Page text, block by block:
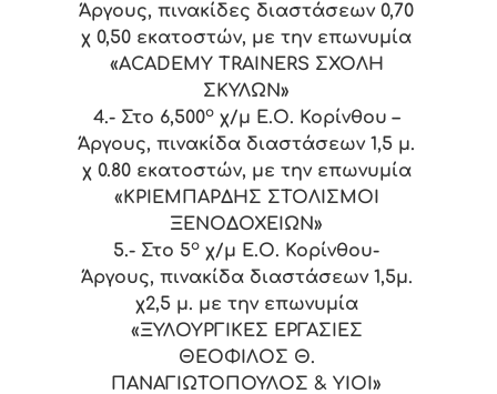
Άργους, πινακίδες διαστάσεων 0,70
χ 0,50 εκατοστών, με την επωνυμία
«ACADEMY TRAINERS ΣΧΟΛΗ
ΣΚΥΛΩΝ»
4.- Στο 6,500ο χ/μ Ε.Ο. Κορίνθου –
Άργους, πινακίδα διαστάσεων 1,5 μ.
χ 0.80 εκατοστών, με την επωνυμία
«ΚΡΙΕΜΠΑΡΔΗΣ ΣΤΟΛΙΣΜΟΙ
ΞΕΝΟΔΟΧΕΙΩΝ»
5.- Στο 5ο χ/μ Ε.Ο. Κορίνθου-
Άργους, πινακίδα διαστάσεων 1,5μ.
χ2,5 μ. με την επωνυμία
«ΞΥΛΟΥΡΓΙΚΕΣ ΕΡΓΑΣΙΕΣ
ΘΕΟΦΙΛΟΣ Θ.
ΠΑΝΑΓΙΩΤΟΠΟΥΛΟΣ & ΥΙΟΙ»